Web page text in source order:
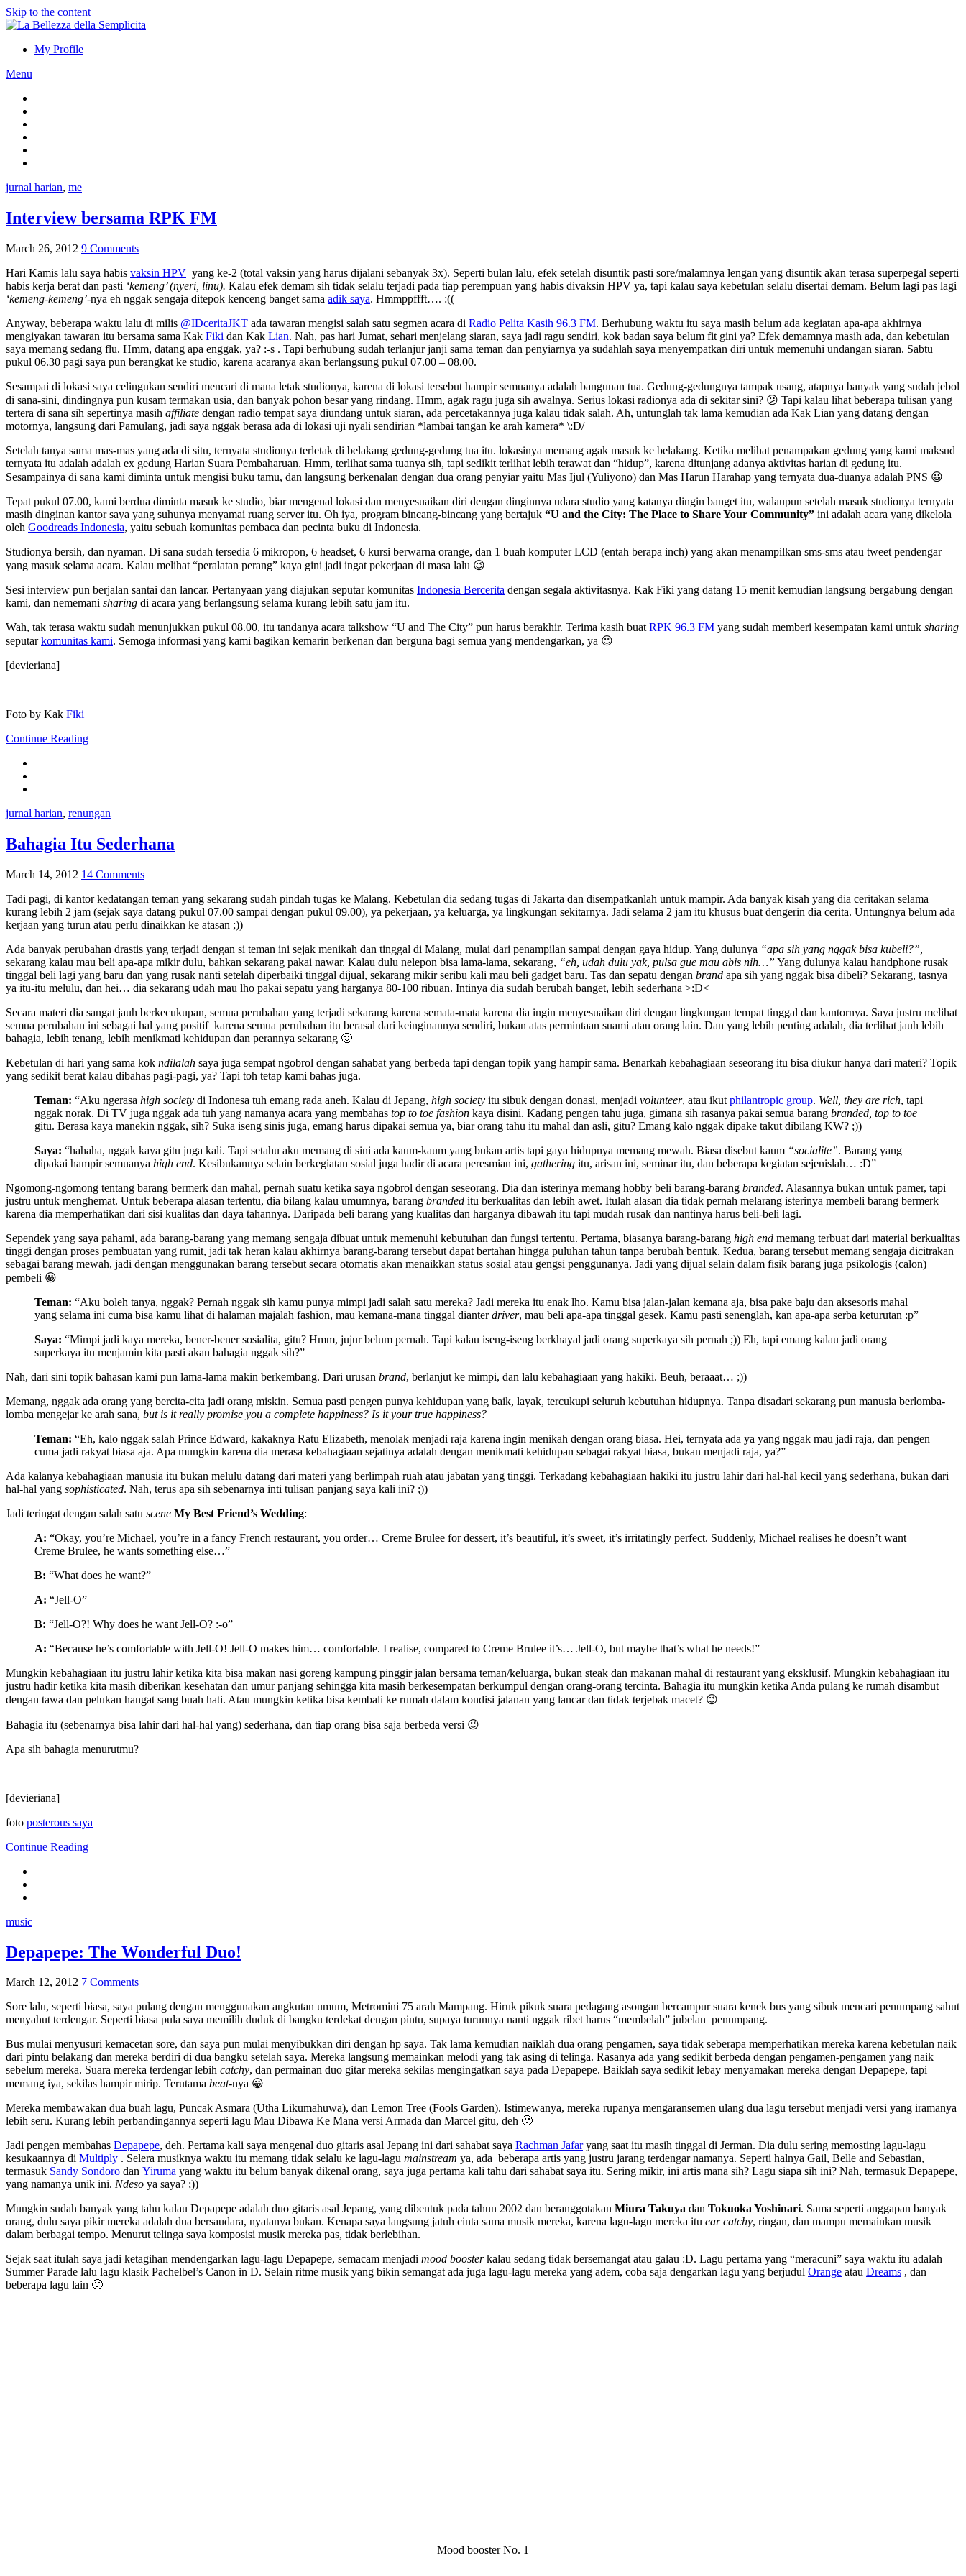
Skip to the content
My Profile
Menu
jurnal harian, me
Interview bersama RPK FM
March 26, 2012 9 Comments
Hari Kamis lalu saya habis vaksin HPV yang ke-2 (total vaksin yang harus dijalani sebanyak 3x). Seperti bulan lalu, efek setelah disuntik pasti sore/malamnya lengan yang disuntik akan terasa superpegal seperti
habis kerja berat dan pasti ‘kemeng’ (nyeri, linu). Kalau efek demam sih tidak selalu terjadi pada tiap perempuan yang habis divaksin HPV ya, tapi kalau saya kebetulan selalu disertai demam. Belum lagi pas lagi
‘kemeng-kemeng’-nya eh nggak sengaja ditepok kenceng banget sama adik saya. Hmmppffft…. :((
Anyway, beberapa waktu lalu di milis @IDceritaJKT ada tawaran mengisi salah satu segmen acara di Radio Pelita Kasih 96.3 FM. Berhubung waktu itu saya masih belum ada kegiatan apa-apa akhirnya
mengiyakan tawaran itu bersama sama Kak Fiki dan Kak Lian. Nah, pas hari Jumat, sehari menjelang siaran, saya jadi ragu sendiri, kok badan saya belum fit gini ya? Efek demamnya masih ada, dan kebetulan
saya memang sedang flu. Hmm, datang apa enggak, ya? :-s . Tapi berhubung sudah terlanjur janji sama teman dan penyiarnya ya sudahlah saya menyempatkan diri untuk memenuhi undangan siaran. Sabtu
pukul 06.30 pagi saya pun berangkat ke studio, karena acaranya akan berlangsung pukul 07.00 – 08.00.
Sesampai di lokasi saya celingukan sendiri mencari di mana letak studionya, karena di lokasi tersebut hampir semuanya adalah bangunan tua. Gedung-gedungnya tampak usang, atapnya banyak yang sudah jebol
di sana-sini, dindingnya pun kusam termakan usia, dan banyak pohon besar yang rindang. Hmm, agak ragu juga sih awalnya. Serius lokasi radionya ada di sekitar sini? 😕 Tapi kalau lihat beberapa tulisan yang
tertera di sana sih sepertinya masih affiliate dengan radio tempat saya diundang untuk siaran, ada percetakannya juga kalau tidak salah. Ah, untunglah tak lama kemudian ada Kak Lian yang datang dengan
motornya, langsung dari Pamulang, jadi saya nggak berasa ada di lokasi uji nyali sendirian *lambai tangan ke arah kamera* \:D/
Setelah tanya sama mas-mas yang ada di situ, ternyata studionya terletak di belakang gedung-gedung tua itu. lokasinya memang agak masuk ke belakang. Ketika melihat penampakan gedung yang kami maksud
ternyata itu adalah adalah ex gedung Harian Suara Pembaharuan. Hmm, terlihat sama tuanya sih, tapi sedikit terlihat lebih terawat dan “hidup”, karena ditunjang adanya aktivitas harian di gedung itu.
Sesampainya di sana kami diminta untuk mengisi buku tamu, dan langsung berkenalan dengan dua orang penyiar yaitu Mas Ijul (Yuliyono) dan Mas Harun Harahap yang ternyata dua-duanya adalah PNS 😀
Tepat pukul 07.00, kami berdua diminta masuk ke studio, biar mengenal lokasi dan menyesuaikan diri dengan dinginnya udara studio yang katanya dingin banget itu, walaupun setelah masuk studionya ternyata
masih dinginan kantor saya yang suhunya menyamai ruang server itu. Oh iya, program bincang-bincang yang bertajuk “U and the City: The Place to Share Your Community” ini adalah acara yang dikelola
oleh Goodreads Indonesia, yaitu sebuah komunitas pembaca dan pecinta buku di Indonesia.
Studionya bersih, dan nyaman. Di sana sudah tersedia 6 mikropon, 6 headset, 6 kursi berwarna orange, dan 1 buah komputer LCD (entah berapa inch) yang akan menampilkan sms-sms atau tweet pendengar
yang masuk selama acara. Kalau melihat “peralatan perang” kaya gini jadi ingat pekerjaan di masa lalu 😉
Sesi interview pun berjalan santai dan lancar. Pertanyaan yang diajukan seputar komunitas Indonesia Bercerita dengan segala aktivitasnya. Kak Fiki yang datang 15 menit kemudian langsung bergabung dengan
kami, dan nememani sharing di acara yang berlangsung selama kurang lebih satu jam itu.
Wah, tak terasa waktu sudah menunjukkan pukul 08.00, itu tandanya acara talkshow “U and The City” pun harus berakhir. Terima kasih buat RPK 96.3 FM yang sudah memberi kesempatan kami untuk sharing
seputarkomunitas kami. Semoga informasi yang kami bagikan kemarin berkenan dan berguna bagi semua yang mendengarkan, ya 😉
[devieriana]
Foto by Kak Fiki
Continue Reading
jurnal harian, renungan
Bahagia Itu Sederhana
March 14, 2012 14 Comments
Tadi pagi, di kantor kedatangan teman yang sekarang sudah pindah tugas ke Malang. Kebetulan dia sedang tugas di Jakarta dan disempatkanlah untuk mampir. Ada banyak kisah yang dia ceritakan selama
kurang lebih 2 jam (sejak saya datang pukul 07.00 sampai dengan pukul 09.00), ya pekerjaan, ya keluarga, ya lingkungan sekitarnya. Jadi selama 2 jam itu khusus buat dengerin dia cerita. Untungnya belum ada
kerjaan yang turun atau perlu dinaikkan ke atasan ;))
Ada banyak perubahan drastis yang terjadi dengan si teman ini sejak menikah dan tinggal di Malang, mulai dari penampilan sampai dengan gaya hidup. Yang dulunya “apa sih yang nggak bisa kubeli?”,
sekarang kalau mau beli apa-apa mikir dulu, bahkan sekarang pakai nawar. Kalau dulu nelepon bisa lama-lama, sekarang, “eh, udah dulu yak, pulsa gue mau abis nih…” Yang dulunya kalau handphone rusak
tinggal beli lagi yang baru dan yang rusak nanti setelah diperbaiki tinggal dijual, sekarang mikir seribu kali mau beli gadget baru. Tas dan sepatu dengan brand apa sih yang nggak bisa dibeli? Sekarang, tasnya
ya itu-itu melulu, dan hei… dia sekarang udah mau lho pakai sepatu yang harganya 80-100 ribuan. Intinya dia sudah berubah banget, lebih sederhana >:D<
Secara materi dia sangat jauh berkecukupan, semua perubahan yang terjadi sekarang karena semata-mata karena dia ingin menyesuaikan diri dengan lingkungan tempat tinggal dan kantornya. Saya justru melihat
semua perubahan ini sebagai hal yang positif karena semua perubahan itu berasal dari keinginannya sendiri, bukan atas permintaan suami atau orang lain. Dan yang lebih penting adalah, dia terlihat jauh lebih
bahagia, lebih tenang, lebih menikmati kehidupan dan perannya sekarang 🙂
Kebetulan di hari yang sama kok ndilalah saya juga sempat ngobrol dengan sahabat yang berbeda tapi dengan topik yang hampir sama. Benarkah kebahagiaan seseorang itu bisa diukur hanya dari materi? Topik
yang sedikit berat kalau dibahas pagi-pagi, ya? Tapi toh tetap kami bahas juga.
Teman: “Aku ngerasa high society di Indonesa tuh emang rada aneh. Kalau di Jepang, high society itu sibuk dengan donasi, menjadi volunteer, atau ikut philantropic group. Well, they are rich, tapi
nggak norak. Di TV juga nggak ada tuh yang namanya acara yang membahas top to toe fashion kaya disini. Kadang pengen tahu juga, gimana sih rasanya pakai semua barang branded, top to toe
gitu. Berasa kaya manekin nggak, sih? Suka iseng sinis juga, emang harus dipakai semua ya, biar orang tahu itu mahal dan asli, gitu? Emang kalo nggak dipake takut dibilang KW? ;))
Saya: “hahaha, nggak kaya gitu juga kali. Tapi setahu aku memang di sini ada kaum-kaum yang bukan artis tapi gaya hidupnya memang mewah. Biasa disebut kaum “socialite”. Barang yang
dipakai hampir semuanya high end. Kesibukannya selain berkegiatan sosial juga hadir di acara peresmian ini, gathering itu, arisan ini, seminar itu, dan beberapa kegiatan sejenislah… :D”
Ngomong-ngomong tentang barang bermerk dan mahal, pernah suatu ketika saya ngobrol dengan seseorang. Dia dan isterinya memang hobby beli barang-barang branded. Alasannya bukan untuk pamer, tapi
justru untuk menghemat. Untuk beberapa alasan tertentu, dia bilang kalau umumnya, barang branded itu berkualitas dan lebih awet. Itulah alasan dia tidak pernah melarang isterinya membeli barang bermerk
karena dia memperhatikan dari sisi kualitas dan daya tahannya. Daripada beli barang yang kualitas dan harganya dibawah itu tapi mudah rusak dan nantinya harus beli-beli lagi.
Sependek yang saya pahami, ada barang-barang yang memang sengaja dibuat untuk memenuhi kebutuhan dan fungsi tertentu. Pertama, biasanya barang-barang high end memang terbuat dari material berkualitas
tinggi dengan proses pembuatan yang rumit, jadi tak heran kalau akhirnya barang-barang tersebut dapat bertahan hingga puluhan tahun tanpa berubah bentuk. Kedua, barang tersebut memang sengaja dicitrakan
sebagai barang mewah, jadi dengan menggunakan barang tersebut secara otomatis akan menaikkan status sosial atau gengsi penggunanya. Jadi yang dijual selain dalam fisik barang juga psikologis (calon)
pembeli 😀
Teman: “Aku boleh tanya, nggak? Pernah nggak sih kamu punya mimpi jadi salah satu mereka? Jadi mereka itu enak lho. Kamu bisa jalan-jalan kemana aja, bisa pake baju dan aksesoris mahal
yang selama ini cuma bisa kamu lihat di halaman majalah fashion, mau kemana-mana tinggal dianterdriver, mau beli apa-apa tinggal gesek. Kamu pasti senenglah, kan apa-apa serba keturutan :p”
Saya: “Mimpi jadi kaya mereka, bener-bener sosialita, gitu? Hmm, jujur belum pernah. Tapi kalau iseng-iseng berkhayal jadi orang superkaya sih pernah ;)) Eh, tapi emang kalau jadi orang
superkaya itu menjamin kita pasti akan bahagia nggak sih?”
Nah, dari sini topik bahasan kami pun lama-lama makin berkembang. Dari urusan brand, berlanjut ke mimpi, dan lalu kebahagiaan yang hakiki. Beuh, beraaat… ;))
Memang, nggak ada orang yang bercita-cita jadi orang miskin. Semua pasti pengen punya kehidupan yang baik, layak, tercukupi seluruh kebutuhan hidupnya. Tanpa disadari sekarang pun manusia berlomba-
lomba mengejar ke arah sana, but is it really promise you a complete happiness? Is it your true happiness?
Teman: “Eh, kalo nggak salah Prince Edward, kakaknya Ratu Elizabeth, menolak menjadi raja karena ingin menikah dengan orang biasa. Hei, ternyata ada ya yang nggak mau jadi raja, dan pengen
cuma jadi rakyat biasa aja. Apa mungkin karena dia merasa kebahagiaan sejatinya adalah dengan menikmati kehidupan sebagai rakyat biasa, bukan menjadi raja, ya?”
Ada kalanya kebahagiaan manusia itu bukan melulu datang dari materi yang berlimpah ruah atau jabatan yang tinggi. Terkadang kebahagiaan hakiki itu justru lahir dari hal-hal kecil yang sederhana, bukan dari
hal-hal yang sophisticated. Nah, terus apa sih sebenarnya inti tulisan panjang saya kali ini? ;))
Jadi teringat dengan salah satu scene My Best Friend’s Wedding:
A: “Okay, you’re Michael, you’re in a fancy French restaurant, you order… Creme Brulee for dessert, it’s beautiful, it’s sweet, it’s irritatingly perfect. Suddenly, Michael realises he doesn’t want
Creme Brulee, he wants something else…”
B: “What does he want?”
A: “Jell-O”
B: “Jell-O?! Why does he want Jell-O? :-o”
A: “Because he’s comfortable with Jell-O! Jell-O makes him… comfortable. I realise, compared to Creme Brulee it’s… Jell-O, but maybe that’s what he needs!”
Mungkin kebahagiaan itu justru lahir ketika kita bisa makan nasi goreng kampung pinggir jalan bersama teman/keluarga, bukan steak dan makanan mahal di restaurant yang eksklusif. Mungkin kebahagiaan itu
justru hadir ketika kita masih diberikan kesehatan dan umur panjang sehingga kita masih berkesempatan berkumpul dengan orang-orang tercinta. Bahagia itu mungkin ketika Anda pulang ke rumah disambut
dengan tawa dan pelukan hangat sang buah hati. Atau mungkin ketika bisa kembali ke rumah dalam kondisi jalanan yang lancar dan tidak terjebak macet? 😉
Bahagia itu (sebenarnya bisa lahir dari hal-hal yang) sederhana, dan tiap orang bisa saja berbeda versi 😉
Apa sih bahagia menurutmu?
[devieriana]
foto posterous saya
Continue Reading
music
Depapepe: The Wonderful Duo!
March 12, 2012 7 Comments
Sore lalu, seperti biasa, saya pulang dengan menggunakan angkutan umum, Metromini 75 arah Mampang. Hiruk pikuk suara pedagang asongan bercampur suara kenek bus yang sibuk mencari penumpang sahut
menyahut terdengar. Seperti biasa pula saya memilih duduk di bangku terdekat dengan pintu, supaya turunnya nanti nggak ribet harus “membelah” jubelan penumpang.
Bus mulai menyusuri kemacetan sore, dan saya pun mulai menyibukkan diri dengan hp saya. Tak lama kemudian naiklah dua orang pengamen, saya tidak seberapa memperhatikan mereka karena kebetulan naik
dari pintu belakang dan mereka berdiri di dua bangku setelah saya. Mereka langsung memainkan melodi yang tak asing di telinga. Rasanya ada yang sedikit berbeda dengan pengamen-pengamen yang naik
sebelum mereka. Suara mereka terdengar lebih catchy, dan permainan duo gitar mereka sekilas mengingatkan saya pada Depapepe. Baiklah saya sedikit lebay menyamakan mereka dengan Depapepe, tapi
memang iya, sekilas hampir mirip. Terutama beat-nya 😀
Mereka membawakan dua buah lagu, Puncak Asmara (Utha Likumahuwa), dan Lemon Tree (Fools Garden). Istimewanya, mereka rupanya mengaransemen ulang dua lagu tersebut menjadi versi yang iramanya
lebih seru. Kurang lebih perbandingannya seperti lagu Mau Dibawa Ke Mana versi Armada dan Marcel gitu, deh 🙂
Jadi pengen membahas Depapepe, deh. Pertama kali saya mengenal duo gitaris asal Jepang ini dari sahabat saya Rachman Jafaryang saat itu masih tinggal di Jerman. Dia dulu sering memosting lagu-lagu
kesukaannya di Multiply . Selera musiknya waktu itu memang tidak selalu ke lagu-lagu mainstream ya, ada beberapa artis yang justru jarang terdengar namanya. Seperti halnya Gail, Belle and Sebastian,
termasuk Sandy Sondoro dan Yiruma yang waktu itu belum banyak dikenal orang, saya juga pertama kali tahu dari sahabat saya itu. Sering mikir, ini artis mana sih? Lagu siapa sih ini? Nah, termasuk Depapepe,
yang namanya unik ini. Ndeso ya saya? ;))
Mungkin sudah banyak yang tahu kalau Depapepe adalah duo gitaris asal Jepang, yang dibentuk pada tahun 2002 dan beranggotakan Miura Takuya dan Tokuoka Yoshinari. Sama seperti anggapan banyak
orang, dulu saya pikir mereka adalah dua bersaudara, nyatanya bukan. Kenapa saya langsung jatuh cinta sama musik mereka, karena lagu-lagu mereka itu ear catchy, ringan, dan mampu memainkan musik
dalam berbagai tempo. Menurut telinga saya komposisi musik mereka pas, tidak berlebihan.
Sejak saat itulah saya jadi ketagihan mendengarkan lagu-lagu Depapepe, semacam menjadi mood boosterkalau sedang tidak bersemangat atau galau :D. Lagu pertama yang “meracuni” saya waktu itu adalah
Summer Parade lalu lagu klasik Pachelbel’s Canon in D. Selain ritme musik yang bikin semangat ada juga lagu-lagu mereka yang adem, coba saja dengarkan lagu yang berjudul Orange atau Dreams , dan
beberapa lagu lain 🙂
Mood booster No. 1